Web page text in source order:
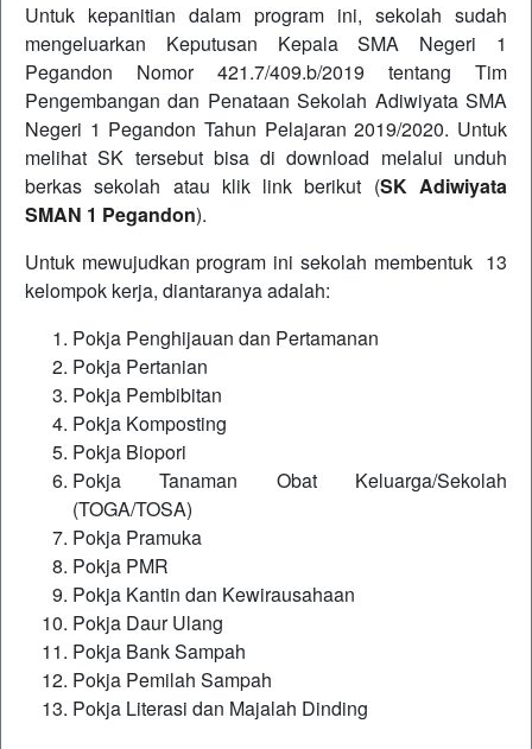
Untuk kepanitian dalam program ini, sekolah sudah
mengeluarkan Keputusan Kepala SMA Negeri 1
Pegandon Nomor 421.7/409.b/2019 tentang Tim
Pengembangan dan Penataan Sekolah Adiwiyata SMA
Negeri 1 Pegandon Tahun Pelajaran 2019/2020. Untuk
melihat SK tersebut bisa di download melalui unduh
berkas sekolah atau klik link berikut (SK Adiwiyata
SMAN 1 Pegandon).
Untuk mewujudkan program ini sekolah membentuk 13
kelompok kerja, diantaranya adalah:
Pokja Penghijauan dan Pertamanan
Pokja Pertanian
Pokja Pembibitan
Pokja Komposting
Pokja Biopori
Pokja Tanaman Obat Keluarga/Sekolah
(TOGA/TOSA)
Pokja Pramuka
Pokja PMR
Pokja Kantin dan Kewirausahaan
Pokja Daur Ulang
Pokja Bank Sampah
Pokja Pemilah Sampah
Pokja Literasi dan Majalah Dinding